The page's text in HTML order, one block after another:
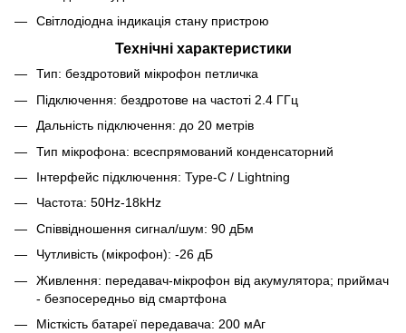
Світлодіодна індикація стану пристрою
Технічні характеристики
Тип: бездротовий мікрофон петличка
Підключення: бездротове на частоті 2.4 ГГц
Дальність підключення: до 20 метрів
Тип мікрофона: всеспрямований конденсаторний
Інтерфейс підключення: Type-C / Lightning
Частота: 50Hz-18kHz
Співвідношення сигнал/шум: 90 дБм
Чутливість (мікрофон): -26 дБ
Живлення: передавач-мікрофон від акумулятора; приймач
- безпосередньо від смартфона
Місткість батареї передавача: 200 мАг